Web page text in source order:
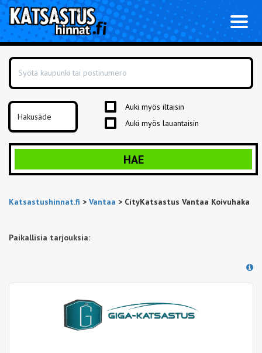
Auki myös iltaisin
Auki myös lauantaisin
HAE
Katsastushinnat.fi > Vantaa > CityKatsastus Vantaa Koivuhaka
Paikallisia tarjouksia: